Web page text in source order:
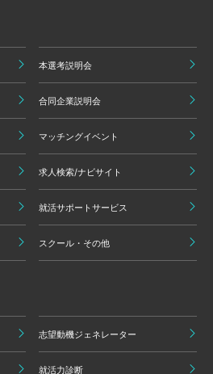
本選考説明会
合同企業説明会
マッチングイベント
求人検索/ナビサイト
就活サポートサービス
スクール・その他
志望動機ジェネレーター
就活力診断